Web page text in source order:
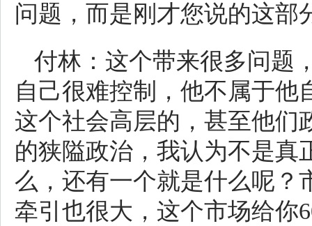
问题，而是刚才您说的这部
付林：这个带来很多问题
自己很难控制，他不属于他
这个社会高层的，甚至他们
的狭隘政治，我认为不是真
么，还有一个就是什么呢？
牵引也很大，这个市场给你